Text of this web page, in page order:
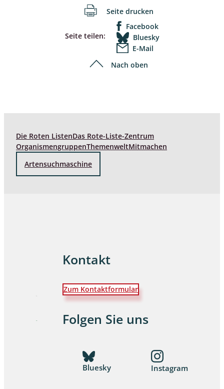
Seite drucken
Seite teilen:
Facebook
Bluesky
E-Mail
Nach oben
Die Roten ListenDas Rote-Liste-Zentrum
OrganismengruppenThemenweltMitmachen
Artensuchmaschine
Kontakt
Zum Kontaktformular
Folgen Sie uns
Bluesky Instagram